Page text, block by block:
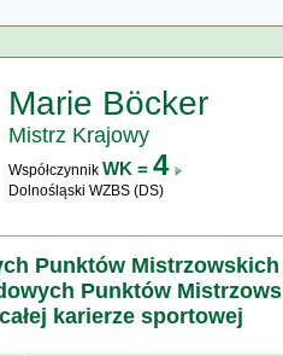
Marie Böcker
Mistrz Krajowy
Współczynnik WK = 4
Dolnośląski WZBS (DS)
Punktów Mistrzowskich
Punktów
karierze sportowej